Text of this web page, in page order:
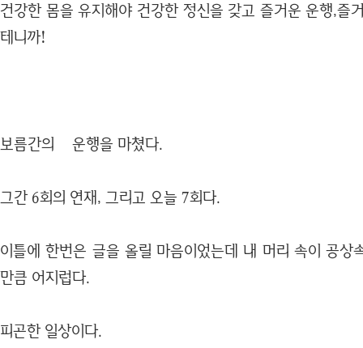
건강한 몸을 유지해야 건강한 정신을 갖고 즐거운 운행,즐
테니까!
보름간의 운행을 마쳤다.
그간 6회의 연재, 그리고 오늘 7회다.
이틀에 한번은 글을 올릴 마음이었는데 내 머리 속이 공상
만큼 어지럽다.
피곤한 일상이다.